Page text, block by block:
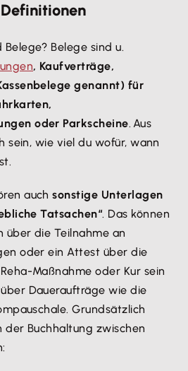
Belege sind u.
, Kaufverträge,
genannt) für
oder Parkscheine. Aus
sein, wie viel du wofür, wann
auchsonstige Unterlagen
Tatsachen“. Das können
über die Teilnahme an
oder ein Attest über die
Maßnahme oder Kur sein
Daueraufträge wie die
Grundsätzlich
Buchhaltung zwischen